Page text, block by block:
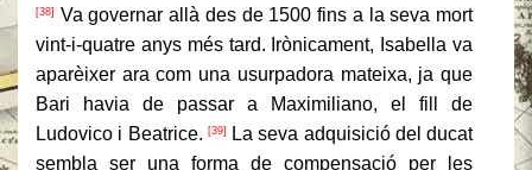
[38]
Va governar allà des de 1500 fins a la seva mort
vint-i-quatre anys més tard. Irònicament, Isabella va
aparèixer ara com una usurpadora mateixa, ja que
Bari havia de passar a Maximiliano, el fill de
Ludovico i Beatrice. [39]
La seva adquisició del ducat
sembla ser una forma de compensació per les